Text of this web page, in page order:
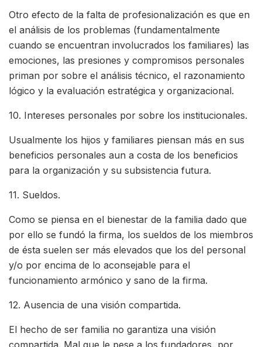
Otro efecto de la falta de profesionalización es que en
el análisis de los problemas (fundamentalmente
cuando se encuentran involucrados los familiares) las
emociones, las presiones y compromisos personales
priman por sobre el análisis técnico, el razonamiento
lógico y la evaluación estratégica y organizacional.
10. Intereses personales por sobre los institucionales.
Usualmente los hijos y familiares piensan más en sus
beneficios personales aun a costa de los beneficios
para la organización y su subsistencia futura.
11. Sueldos.
Como se piensa en el bienestar de la familia dado que
por ello se fundó la firma, los sueldos de los miembros
de ésta suelen ser más elevados que los del personal
y/o por encima de lo aconsejable para el
funcionamiento armónico y sano de la firma.
12. Ausencia de una visión compartida.
El hecho de ser familia no garantiza una visión
compartida. Mal que le pese a los fundadores, por